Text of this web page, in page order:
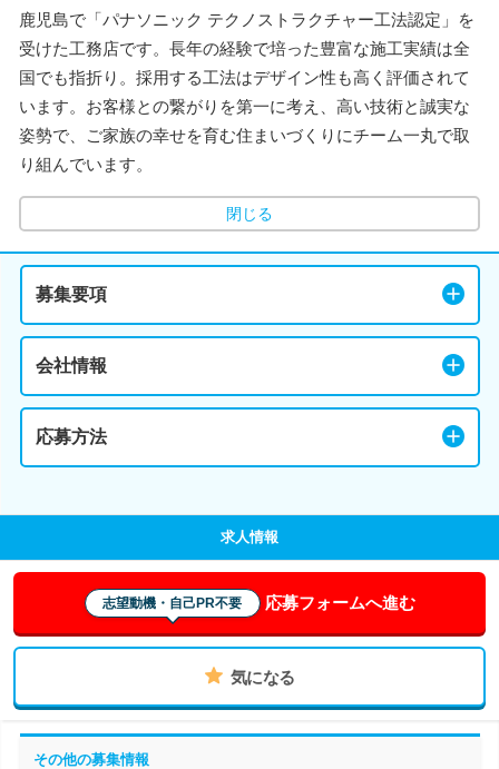
鹿児島で「パナソニック テクノストラクチャー工法認定」を
受けた工務店です。長年の経験で培った豊富な施工実績は全
国でも指折り。採用する工法はデザイン性も高く評価されて
います。お客様との繋がりを第一に考え、高い技術と誠実な
姿勢で、ご家族の幸せを育む住まいづくりにチーム一丸で取
り組んでいます。
閉じる
募集要項
会社情報
応募方法
求人情報
志望動機・自己PR不要 応募フォームへ進む
気になる
その他の募集情報